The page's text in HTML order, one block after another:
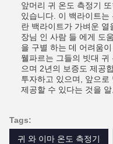
앞머리 귀 온도 측정기
있습니다. 이 백라이트는
란 백라이트가 가벼운
장님 인 사람 들 에게 도
을 구별 하는 데 어려움
웰파르는 그들의 빗대 귀
으며 2년의 보증도 제공
투자하고 있으며, 앞으
제공할 수 있다는 것을 알
Tags:
귀 와 이마 온도 측정기